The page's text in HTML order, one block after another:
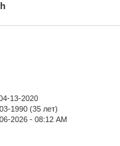
13-2020
1990 (35 лет)
2026 - 08:12 AM